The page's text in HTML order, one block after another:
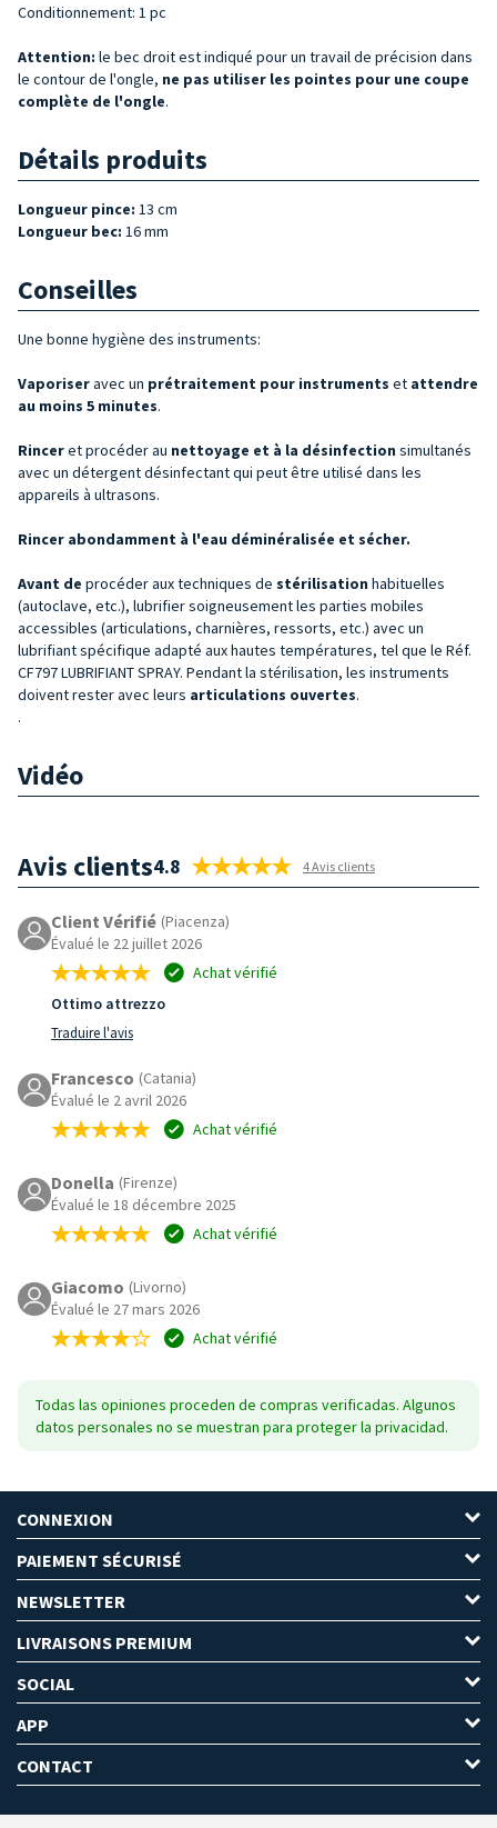
Conditionnement: 1 pc
Attention: le bec droit est indiqué pour un travail de précision dans
le contour de l'ongle, ne pas utiliser les pointes pour une coupe
complète de l'ongle.
Détails produits
Longueur pince: 13 cm
Longueur bec: 16 mm
Conseilles
Une bonne hygiène des instruments:
Vaporiseravec un prétraitement pour instruments et attendre
au moins 5 minutes.
Rinceret procéder au nettoyage et à la désinfection simultanés
avec un détergent désinfectant qui peut être utilisé dans les
appareils à ultrasons.
Rincer abondamment à l'eau déminéralisée et sécher.
Avant de procéder aux techniques de stérilisation habituelles
(autoclave, etc.), lubrifier soigneusement les parties mobiles
accessibles (articulations, charnières, ressorts, etc.) avec un
lubrifiant spécifique adapté aux hautes températures, tel que le Réf.
CF797 LUBRIFIANT SPRAY. Pendant la stérilisation, les instruments
doivent rester avec leurs articulations ouvertes.
.
Vidéo
Avis clients4.8 4 Avis clients
Client Vérifié (Piacenza)
Évalué le 22 juillet 2026
Achat vérifié
Ottimo attrezzo
Traduire l'avis
Francesco (Catania)
Évalué le 2 avril 2026
Achat vérifié
Donella (Firenze)
Évalué le 18 décembre 2025
Achat vérifié
Giacomo (Livorno)
Évalué le 27 mars 2026
Achat vérifié
Todas las opiniones proceden de compras verificadas. Algunos
datos personales no se muestran para proteger la privacidad.
CONNEXION
PAIEMENT SÉCURISÉ
NEWSLETTER
LIVRAISONS PREMIUM
SOCIAL
APP
CONTACT